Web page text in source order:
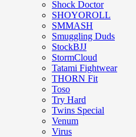
Shock Doctor
SHOYOROLL
SMMASH
Smuggling Duds
StockBJJ
StormCloud
Tatami Fightwear
THORN Fit
Toso
Try Hard
Twins Special
Venum
Virus